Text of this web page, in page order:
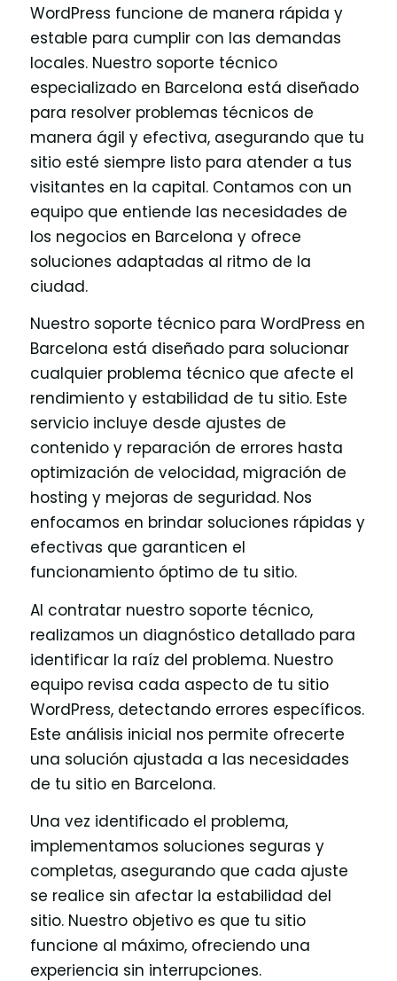
WordPress funcione de manera rápida y
estable para cumplir con las demandas
locales. Nuestro soporte técnico
especializado en Barcelona está diseñado
para resolver problemas técnicos de
manera ágil y efectiva, asegurando que tu
sitio esté siempre listo para atender a tus
visitantes en la capital. Contamos con un
equipo que entiende las necesidades de
los negocios en Barcelona y ofrece
soluciones adaptadas al ritmo de la
ciudad.
Nuestro soporte técnico para WordPress en
Barcelona está diseñado para solucionar
cualquier problema técnico que afecte el
rendimiento y estabilidad de tu sitio. Este
servicio incluye desde ajustes de
contenido y reparación de errores hasta
optimización de velocidad, migración de
hosting y mejoras de seguridad. Nos
enfocamos en brindar soluciones rápidas y
efectivas que garanticen el
funcionamiento óptimo de tu sitio.
Al contratar nuestro soporte técnico,
realizamos un diagnóstico detallado para
identificar la raíz del problema. Nuestro
equipo revisa cada aspecto de tu sitio
WordPress, detectando errores específicos.
Este análisis inicial nos permite ofrecerte
una solución ajustada a las necesidades
de tu sitio en Barcelona.
Una vez identificado el problema,
implementamos soluciones seguras y
completas, asegurando que cada ajuste
se realice sin afectar la estabilidad del
sitio. Nuestro objetivo es que tu sitio
funcione al máximo, ofreciendo una
experiencia sin interrupciones.